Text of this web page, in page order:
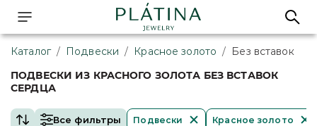
Каталог / Подвески / Красное золото / Без вставок
ПОДВЕСКИ ИЗ КРАСНОГО ЗОЛОТА БЕЗ ВСТАВОК
СЕРДЦА
Все фильтры Подвески Красное золото